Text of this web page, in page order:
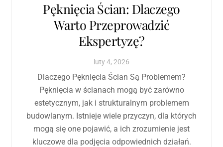
Pęknięcia Ścian: Dlaczego
Warto Przeprowadzić
Ekspertyzę?
luty4, 2026
Dlaczego Pęknięcia Ścian Są Problemem?
Pęknięcia w ścianach mogą być zarówno
estetycznym, jak i strukturalnym problemem
budowlanym. Istnieje wiele przyczyn, dla których
mogą się one pojawić, a ich zrozumienie jest
kluczowe dla podjęcia odpowiednich działań.